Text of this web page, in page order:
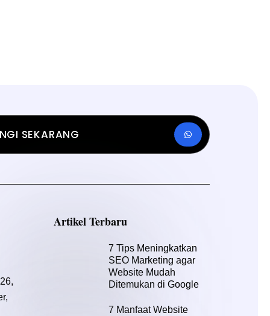
SEKARANG
Artikel Terbaru
7 Tips Meningkatkan
SEO Marketing agar
Website Mudah
Ditemukan di Google
7 Manfaat Website